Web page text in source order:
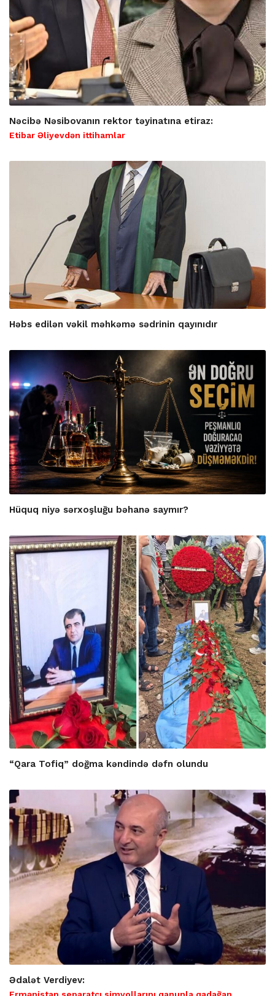
Nəcibə Nəsibovanın rektor təyinatına etiraz:
Etibar Əliyevdən ittihamlar
Həbs edilən vəkil məhkəmə sədrinin qayınıdır
Hüquq niyə sərxoşluğu bəhanə saymır?
“Qara Tofiq” doğma kəndində dəfn olundu
Ədalət Verdiyev: